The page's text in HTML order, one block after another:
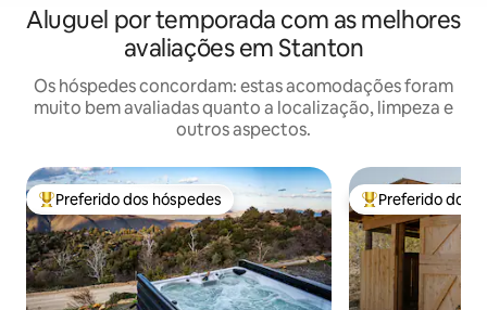
Aluguel por temporada com as melhores
avaliações em Stanton
Os hóspedes concordam: estas acomodações foram
muito bem avaliadas quanto a localização, limpeza e
outros aspectos.
Entre os melhores preferidos dos hóspedes
Preferido dos hóspedes Entre os
Preferido dos